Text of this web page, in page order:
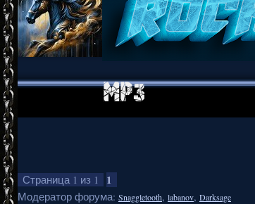
Страница 1 из 1 1
Модератор форума: Snaggletooth, labanov, Darksage